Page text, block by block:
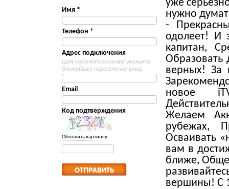
Имя *
Телефон *
Адрес подключения
(для частного сектора укажите
ближайшее пересечение улиц)
Email
Код подтверждения
Обновить картинку
уже
нужно
-
одолеет! И
капитан,
Образовать
верных! За
новое
Желаем
рубежах,
Осваивать
вам в
ближе,
вершины! С